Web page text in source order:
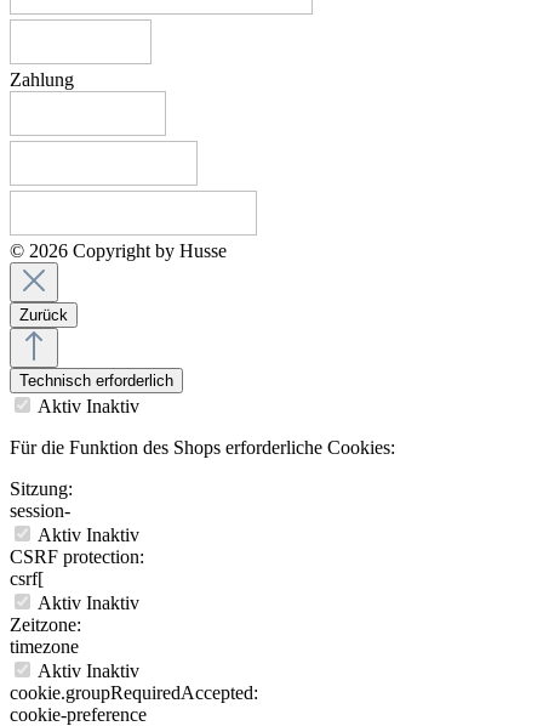
Zahlung
© 2026 Copyright by Husse
Zurück
Technisch erforderlich
Aktiv Inaktiv
Für die Funktion des Shops erforderliche Cookies:
Sitzung:
session-
Aktiv Inaktiv
CSRF protection:
csrf[
Aktiv Inaktiv
Zeitzone:
timezone
Aktiv Inaktiv
cookie.groupRequiredAccepted:
cookie-preference